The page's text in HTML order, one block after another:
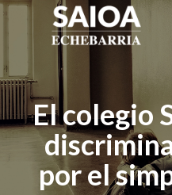
El colegio
por el